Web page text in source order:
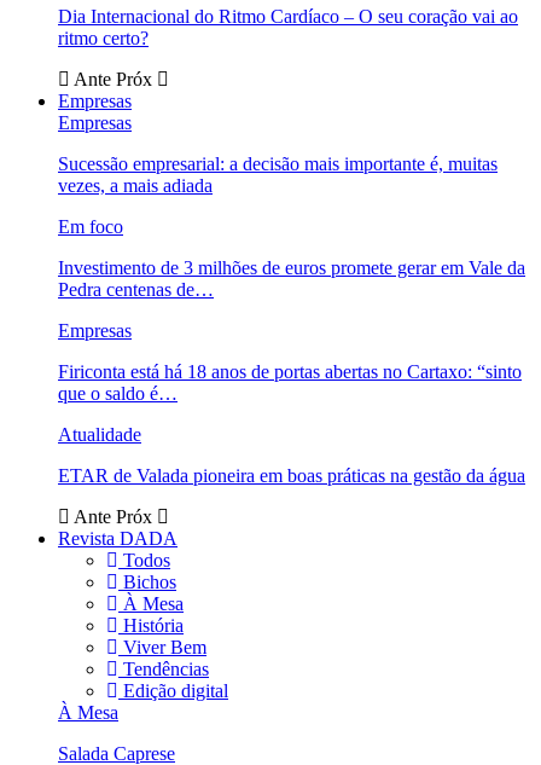
Dia Internacional do Ritmo Cardíaco – O seu coração vai ao
ritmo certo?
Ante Próx
Empresas
Empresas
Sucessão empresarial: a decisão mais importante é, muitas
vezes, a mais adiada
Em foco
Investimento de 3 milhões de euros promete gerar em Vale da
Pedra centenas de…
Empresas
Firiconta está há 18 anos de portas abertas no Cartaxo: “sinto
que o saldo é…
Atualidade
ETAR de Valada pioneira em boas práticas na gestão da água
Ante Próx
Revista DADA
Todos
Bichos
À Mesa
História
Viver Bem
Tendências
Edição digital
À Mesa
Salada Caprese